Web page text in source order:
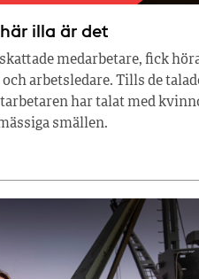
illa är det
medarbetare, fick
arbetsledare. Tills de
har talat med
smällen.